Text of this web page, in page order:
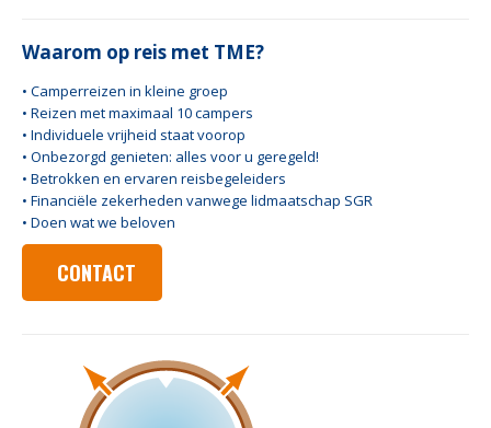
Waarom op reis met TME?
• Camperreizen in kleine groep
• Reizen met maximaal 10 campers
• Individuele vrijheid staat voorop
• Onbezorgd genieten: alles voor u geregeld!
• Betrokken en ervaren reisbegeleiders
• Financiële zekerheden vanwege lidmaatschap SGR
• Doen wat we beloven
CONTACT